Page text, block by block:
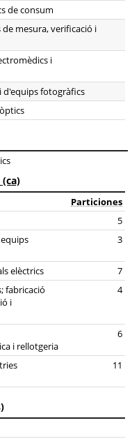
de consum
mesura, verificació i
i
d'equips fotogràfics
(ca)
Particiones
5
3
elèctrics
7
fabricació
i
4
i rellotgeria
6
11